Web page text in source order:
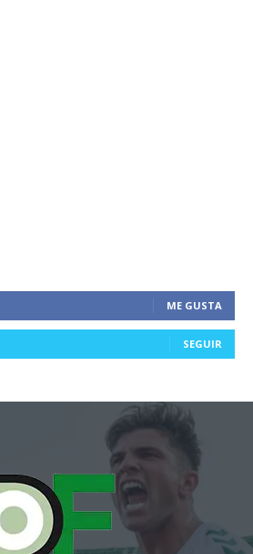
ME GUSTA
SEGUIR